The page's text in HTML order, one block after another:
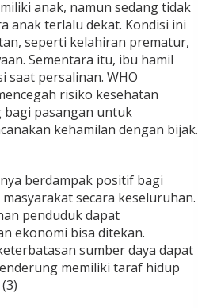
anak, namun sedang tidak
anak terlalu dekat. Kondisi ini
seperti kelahiran prematur,
Sementara itu, ibu hamil
saat persalinan. WHO
risiko kesehatan
pasangan untuk
kehamilan dengan bijak.
berdampak positif bagi
secara keseluruhan.
penduduk dapat
ekonomi bisa ditekan.
sumber daya dapat
memiliki taraf hidup